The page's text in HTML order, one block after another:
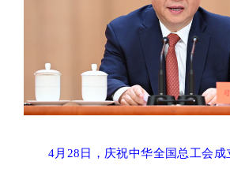
4月28日，庆祝中华全国总工会